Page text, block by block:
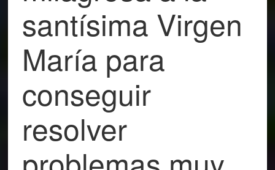
santísima Virgen
María para
conseguir
resolver